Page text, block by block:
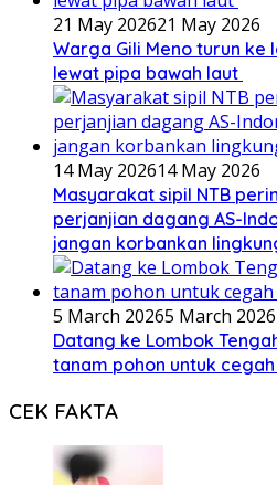
21 May 202621 May 2026
Warga Gili Meno turun ke
lewat pipa bawah laut
14 May 202614 May 2026
Masyarakat sipil NTB
perjanjian dagang AS-
jangan korbankan
5 March 20265 March 2026
Datang ke Lombok
tanam pohon untuk
CEK FAKTA